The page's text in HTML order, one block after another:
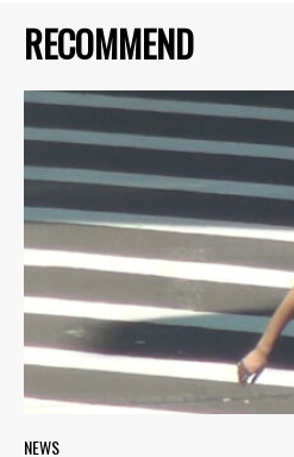
RECOMMEND
NEWS